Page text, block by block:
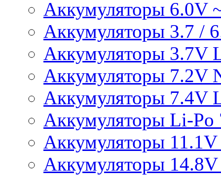
Аккумуляторы 6.0V
Аккумуляторы 3.7 /
Аккумуляторы 3.7V
Аккумуляторы 7.2V
Аккумуляторы 7.4V
Аккумуляторы Li-Po
Аккумуляторы
Аккумуляторы